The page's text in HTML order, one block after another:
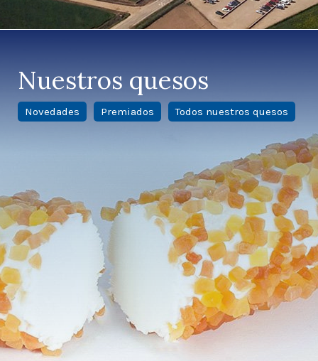
Nuestros quesos
Novedades Premiados Todos nuestros quesos